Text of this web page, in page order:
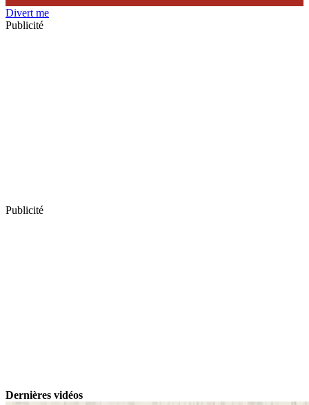
Divert me
Publicité
Publicité
Dernières vidéos